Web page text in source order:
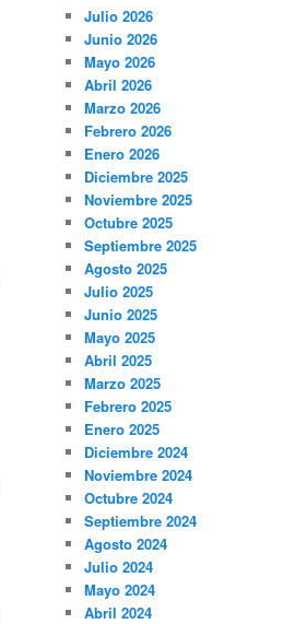
Julio 2026
Junio 2026
Mayo 2026
Abril 2026
Marzo 2026
Febrero 2026
Enero 2026
Diciembre 2025
Noviembre 2025
Octubre 2025
Septiembre 2025
Agosto 2025
Julio 2025
Junio 2025
Mayo 2025
Abril 2025
Marzo 2025
Febrero 2025
Enero 2025
Diciembre 2024
Noviembre 2024
Octubre 2024
Septiembre 2024
Agosto 2024
Julio 2024
Mayo 2024
Abril 2024